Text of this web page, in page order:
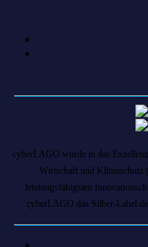
cyberLAGO wurde in das
Wirtschaft und Klimaschutz
leistungsfähigsten
cyberLAGO das Silber-Label